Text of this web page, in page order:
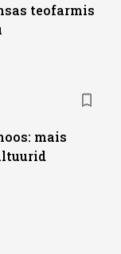
teofarmis
mais